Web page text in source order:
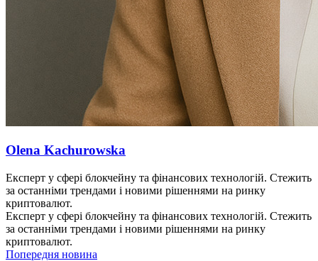
Olena Kachurowska
Експерт у сфері блокчейну та фінансових технологій. Стежить
за останніми трендами і новими рішеннями на ринку
криптовалют.
Експерт у сфері блокчейну та фінансових технологій. Стежить
за останніми трендами і новими рішеннями на ринку
криптовалют.
Попередня новина